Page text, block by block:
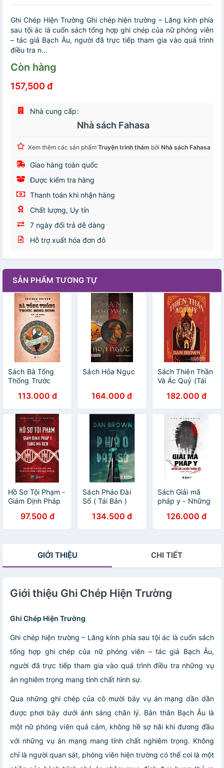
Ghi Chép Hiện Trường Ghi chép hiện trường – Lăng kính phía
sau tội ác là cuốn sách tổng hợp ghi chép của nữ phóng viên
– tác giả Bạch Âu, người đã trực tiếp tham gia vào quá trình
điều tra n...
Còn hàng
157,500 đ
Nhà cung cấp:
Nhà sách Fahasa
Xem thêm các sản phẩm Truyện trinh thám bởi Nhà sách Fahasa
Giao hàng toàn quốc
Được kiểm tra hàng
Thanh toán khi nhận hàng
Chất lượng, Uy tín
7 ngày đổi trả dễ dàng
Hỗ trợ xuất hóa đơn đỏ
SẢN PHẨM TƯƠNG TỰ
Sách Bà Tổng
Thống Trước
Số Phận - Phần
III
113.000 đ
Sách Hỏa Ngục
164.000 đ
Sách Thiên Thần
Và Ác Quỷ (Tái
182.000 đ
Hồ Sơ Tội Phạm -
Giám Định Pháp
97.500 đ
Sách Pháo Đài
Số ( Tái Bản )
134.500 đ
Sách Giải mã
pháp y - Những
bóng tối
126.000 đ
GIỚI THIỆU CHI TIẾT
Giới thiệu Ghi Chép Hiện Trường
Ghi Chép Hiện Trường
Ghi chép hiện trường – Lăng kính phía sau tội ác là cuốn sách
tổng hợp ghi chép của nữ phóng viên – tác giả Bạch Âu,
người đã trực tiếp tham gia vào quá trình điều tra những vụ
án nghiêm trọng mang tính chất hình sự.
Qua những ghi chép của cô mười bảy vụ án mạng dần dần
được phơi bày dưới ánh sáng chân lý. Bản thân Bạch Âu là
một nữ phóng viên quả cảm, không hề sợ hãi khi đương đầu
với những vụ án mạng mang tính chất nghiêm trọng. Không
chỉ là người quan sát, phóng viên hiện trường có thể coi là một